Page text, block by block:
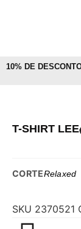
10% DE
T-SHIRT LEE
CORTERelaxed
SKU 2370521